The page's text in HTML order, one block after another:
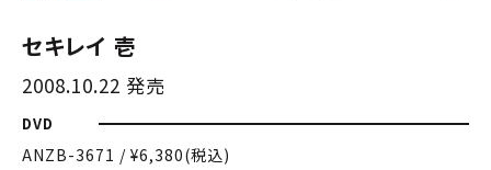
セキレイ 壱
2008.10.22 発売
DVD
ANZB-3671 / ¥6,380(税込)